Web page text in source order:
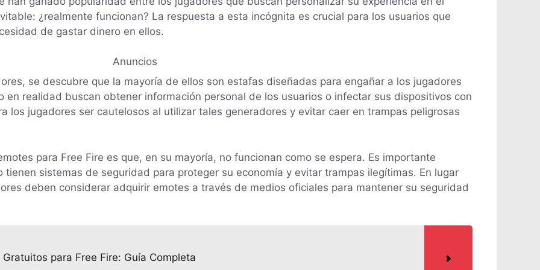
¿realmente funcionan? La respuesta a esta incógnita es crucial para los usuarios que
de gastar dinero en ellos.
Anuncios
se descubre que la mayoría de ellos son estafas diseñadas para engañar a los jugadores
en realidad buscan obtener información personal de los usuarios o infectar sus dispositivos con
los jugadores ser cautelosos al utilizar tales generadores y evitar caer en trampas peligrosas
para Free Fire es que, en su mayoría, no funcionan como se espera. Es importante
sistemas de seguridad para proteger su economía y evitar trampas ilegítimas. En lugar
deben considerar adquirir emotes a través de medios oficiales para mantener su seguridad
para Free Fire: Guía Completa